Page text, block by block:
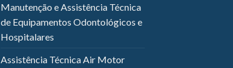
Manutenção e Assistência Técnica
de Equipamentos Odontológicos e
Hospitalares
Assistência Técnica Air Motor